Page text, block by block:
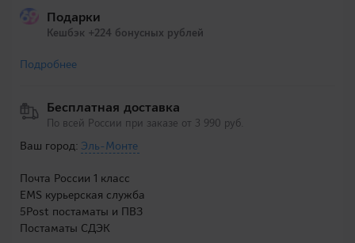
Подарки
Кешбэк +224 бонусных рублей
Подробнее
Бесплатная доставка
По всей России при заказе от 3 990 руб.
Ваш город: Эль-Монте
Почта России 1 класс
EMS курьерская служба
5Post постаматы и ПВЗ
Постаматы СДЭК